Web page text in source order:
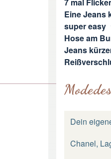
Eine Jeans
super easy
Hose am
Jeans
Dein
Chanel,